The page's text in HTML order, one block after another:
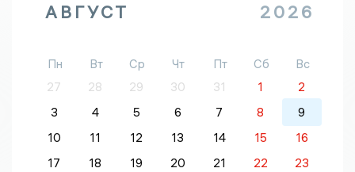
АВГУСТ 2026
Пн Вт Ср Чт Пт Сб
Вс
27
28 29 30 31 1
2
3
4 5 6 7 8
9
10
11 12 13 14 15
16
17
18 19 20 21 22
23